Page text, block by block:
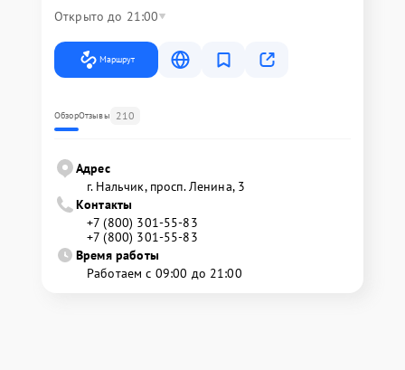
Открыто до 21:00
Маршрут
ОбзорОтзывы 210
Адрес
г. Нальчик, просп. Ленина, 3
Контакты
+7 (800) 301-55-83
+7 (800) 301-55-83
Время работы
Работаем с 09:00 до 21:00